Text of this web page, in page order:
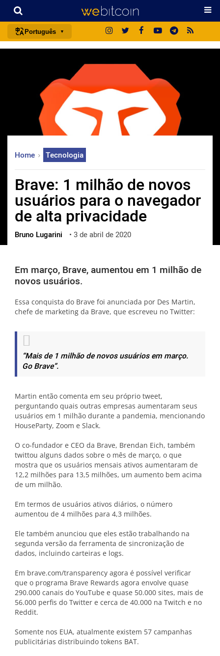
Português
español
français
italiano
deutsch
中文
한국어
العربية
ไทย
ქართული
Home Tecnologia
Brave: 1 milhão de novos
usuários para o navegador
de alta privacidade
Bruno Lugarini • 3 de abril de 2020
Em março, Brave, aumentou em 1 milhão de
novos usuários.
Essa conquista do Brave foi anunciada por Des Martin,
chefe de marketing da Brave, que escreveu no Twitter:
“Mais de 1 milhão de novos usuários em março.
Go Brave”.
Martin então comenta em seu próprio tweet,
perguntando quais outras empresas aumentaram seus
usuários em 1 milhão durante a pandemia, mencionando
HouseParty, Zoom e Slack.
O co-fundador e CEO da Brave, Brendan Eich, também
twittou alguns dados sobre o mês de março, o que
mostra que os usuários mensais ativos aumentaram de
12,2 milhões para 13,5 milhões, um aumento bem acima
de um milhão.
Em termos de usuários ativos diários, o número
aumentou de 4 milhões para 4,3 milhões.
Ele também anunciou que eles estão trabalhando na
segunda versão da ferramenta de sincronização de
dados, incluindo carteiras e logs.
Em brave.com/transparency agora é possível verificar
que o programa Brave Rewards agora envolve quase
290.000 canais do YouTube e quase 50.000 sites, mais de
56.000 perfis do Twitter e cerca de 40.000 na Twitch e no
Reddit.
Somente nos EUA, atualmente existem 57 campanhas
publicitárias distribuindo tokens BAT.